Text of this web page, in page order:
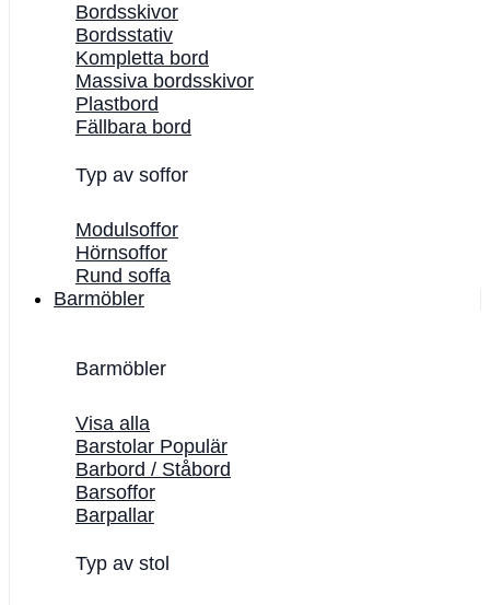
Bordsskivor
Bordsstativ
Kompletta bord
Massiva bordsskivor
Plastbord
Fällbara bord
Typ av soffor
Modulsoffor
Hörnsoffor
Rund soffa
Barmöbler
Barmöbler
Visa alla
Barstolar
Barbord / Ståbord
Barsoffor
Barpallar
Typ av stol